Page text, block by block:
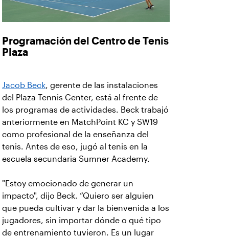
Programación del Centro de Tenis
Plaza
Jacob Beck, gerente de las instalaciones
del Plaza Tennis Center, está al frente de
los programas de actividades. Beck trabajó
anteriormente en MatchPoint KC y SW19
como profesional de la enseñanza del
tenis. Antes de eso, jugó al tenis en la
escuela secundaria Sumner Academy.
"Estoy emocionado de generar un
impacto", dijo Beck. “Quiero ser alguien
que pueda cultivar y dar la bienvenida a los
jugadores, sin importar dónde o qué tipo
de entrenamiento tuvieron. Es un lugar